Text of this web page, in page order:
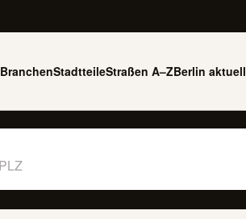
BranchenStadtteileStraßen A–ZBerlin aktuell